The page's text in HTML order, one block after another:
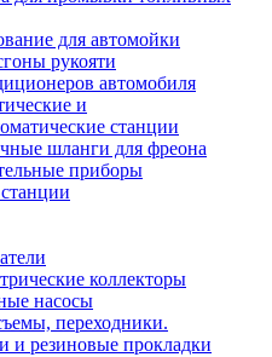
для автомойки
рукояти
автомобиля
и
станции
шланги для фреона
приборы
коллекторы
насосы
переходники.
и резиновые прокладки